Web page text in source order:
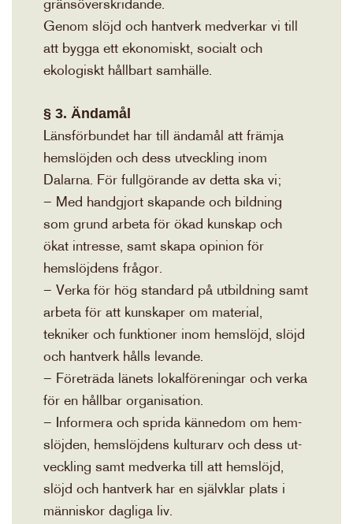
gränsöverskridande.
Genom slöjd och hantverk medverkar vi till
att bygga ett ekonomiskt, socialt och
ekologiskt hållbart samhälle.
§ 3. Ändamål
Länsförbundet har till ändamål att främja
hemslöjden och dess utveckling inom
Dalarna. För fullgörande av detta ska vi;
– Med handgjort skapande och bildning
som grund arbeta för ökad kunskap och
ökat intresse, samt skapa opinion för
hemslöjdens frågor.
– Verka för hög standard på utbildning samt
arbeta för att kunskaper om material,
tekniker och funktioner inom hemslöjd, slöjd
och hantverk hålls levande.
– Företräda länets lokalföreningar och verka
för en hållbar organisation.
– Informera och sprida kännedom om hem-
slöjden, hemslöjdens kulturarv och dess ut-
veckling samt medverka till att hemslöjd,
slöjd och hantverk har en självklar plats i
människor dagliga liv.